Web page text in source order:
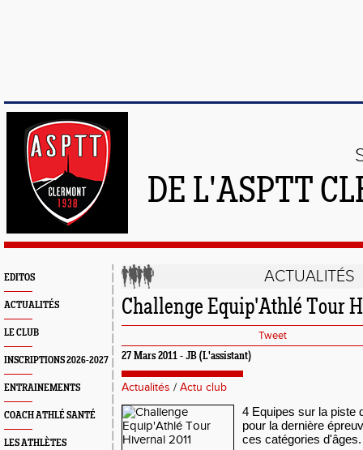
DE L'ASPTT
EDITOS
ACTUALITÉS
LE CLUB
INSCRIPTIONS 2026-2027
ENTRAINEMENTS
COACH ATHLÉ SANTÉ
LES ATHLÈTES
ACTUALITÉS
Challenge Equip'Athlé Tour
Tweet
27 Mars 2011 - JB (L'assistant)
Actualités / Actu club
4 Equipes sur la piste
pour la dernière
ces catégories d'âges.